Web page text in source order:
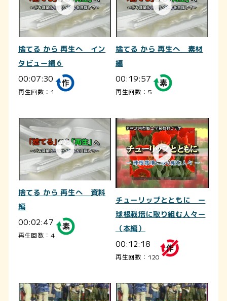
捨てる から 再生へ イン
タビュー編６
00:07:30
再生回数：1
捨てる から 再生へ 素材
編
00:19:57
再生回数：5
捨てる から 再生へ 資料
編
00:02:47
再生回数：4
チューリップとともに ー
球根栽培に取り組む人々ー
（本編）
00:12:18
再生回数：120